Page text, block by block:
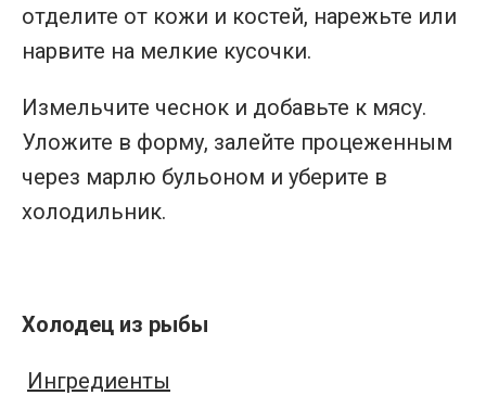
отделите от кожи и костей, нарежьте или
нарвите на мелкие кусочки.
Измельчите чеснок и добавьте к мясу.
Уложите в форму, залейте процеженным
через марлю бульоном и уберите в
холодильник.
Холодец из рыбы
Ингредиенты